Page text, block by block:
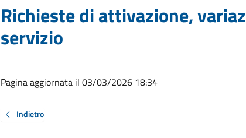
Richieste di attivazione,
servizio
Pagina aggiornata il 03/03/2026 18:34
Indietro